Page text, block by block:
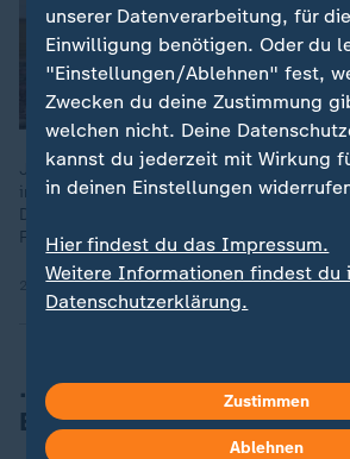
Jüngst war Wirtschaftsministerin
in China und warb für mehr chinesische
Deutschland. Begleitet wurde sie von fast
Firmenbossen.
27.05.2026 | 2:50 min
... die chinesische
Beziehungen
unserer Datenverarbeitung, für
Einwilligung benötigen. Oder du
"Einstellungen/Ablehnen" fest,
Zwecken du deine Zustimmung
welchen nicht. Deine
kannst du jederzeit mit Wirkung
in deinen Einstellungen
Hier findest du das Impressum.
Weitere Informationen findest du
Datenschutzerklärung.
Zustimmen
Ablehnen